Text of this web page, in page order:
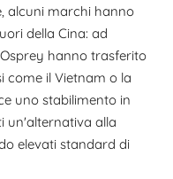
alcuni marchi hanno
della Cina: ad
hanno trasferito
come il Vietnam o la
uno stabilimento in
un'alternativa alla
elevati standard di